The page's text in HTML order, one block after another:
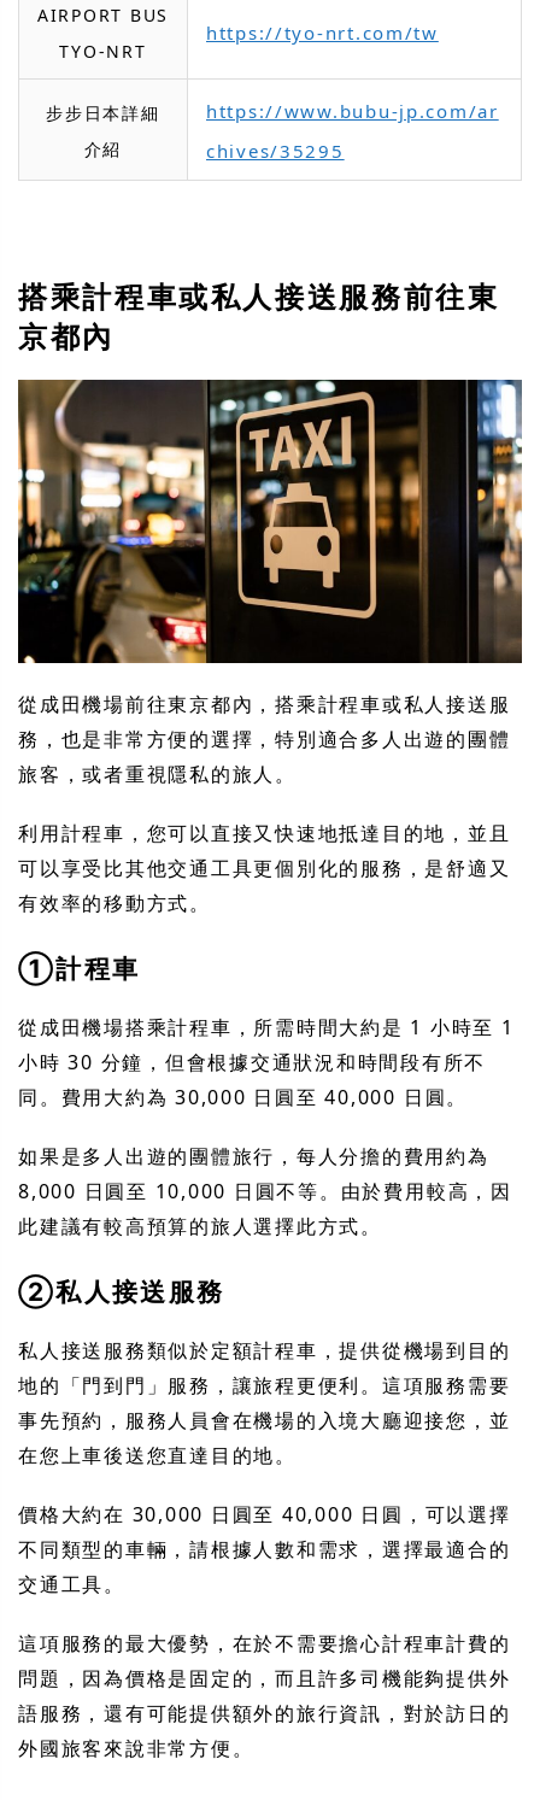
AIRPORT BUS
TYO-NRT
https://tyo-nrt.com/tw
步步日本詳細
介紹
https://www.bubu-jp.com/ar
chives/35295
搭乘計程車或私人接送服務前往東
京都內
從成田機場前往東京都內，搭乘計程車或私人接送服
務，也是非常方便的選擇，特別適合多人出遊的團體
旅客，或者重視隱私的旅人。
利用計程車，您可以直接又快速地抵達目的地，並且
可以享受比其他交通工具更個別化的服務，是舒適又
有效率的移動方式。
①計程車
從成田機場搭乘計程車，所需時間大約是 1 小時至 1
小時 30 分鐘，但會根據交通狀況和時間段有所不
同。費用大約為 30,000 日圓至 40,000 日圓。
如果是多人出遊的團體旅行，每人分擔的費用約為
8,000 日圓至 10,000 日圓不等。由於費用較高，因
此建議有較高預算的旅人選擇此方式。
②私人接送服務
私人接送服務類似於定額計程車，提供從機場到目的
地的「門到門」服務，讓旅程更便利。這項服務需要
事先預約，服務人員會在機場的入境大廳迎接您，並
在您上車後送您直達目的地。
價格大約在 30,000 日圓至 40,000 日圓，可以選擇
不同類型的車輛，請根據人數和需求，選擇最適合的
交通工具。
這項服務的最大優勢，在於不需要擔心計程車計費的
問題，因為價格是固定的，而且許多司機能夠提供外
語服務，還有可能提供額外的旅行資訊，對於訪日的
外國旅客來說非常方便。